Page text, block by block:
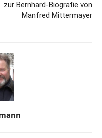
zur Bernhard-Biografie von
Manfred Mittermayer